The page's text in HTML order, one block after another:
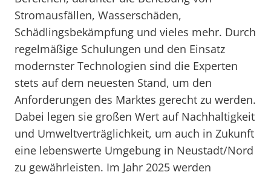
Stromausfällen, Wasserschäden,
Schädlingsbekämpfung und vieles mehr. Durch
regelmäßige Schulungen und den Einsatz
modernster Technologien sind die Experten
stets auf dem neuesten Stand, um den
Anforderungen des Marktes gerecht zu werden.
Dabei legen sie großen Wert auf Nachhaltigkeit
und Umweltverträglichkeit, um auch in Zukunft
eine lebenswerte Umgebung in Neustadt/Nord
zu gewährleisten. Im Jahr 2025 werden